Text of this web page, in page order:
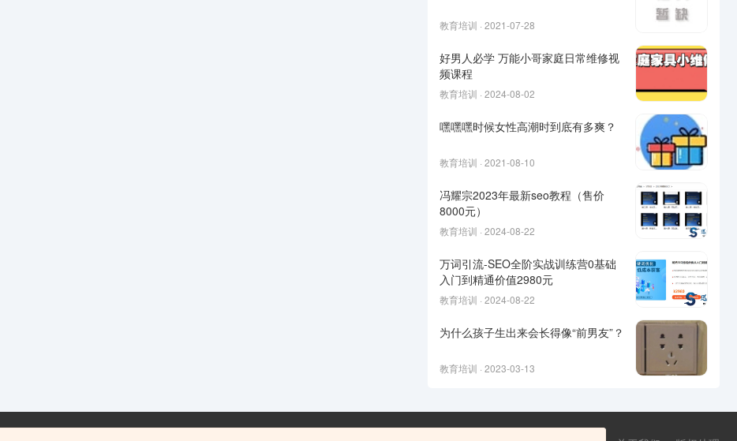
教育培训 · 2021-07-28
好男人必学 万能小哥家庭日常维修视
频课程
教育培训 · 2024-08-02
嘿嘿嘿时候女性高潮时到底有多爽？
教育培训 · 2021-08-10
冯耀宗2023年最新seo教程（售价
8000元）
教育培训 · 2024-08-22
万词引流-SEO全阶实战训练营0基础
入门到精通价值2980元
教育培训 · 2024-08-22
为什么孩子生出来会长得像“前男友”？
教育培训 · 2023-03-13